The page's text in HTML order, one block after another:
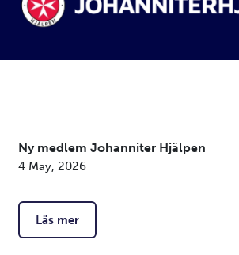
Ny medlem Johanniter Hjälpen
4 May, 2026
Läs mer